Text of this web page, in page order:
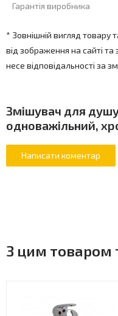
Гарантія виробника
* Зовнішній вигляд товару
від зображення на сайті
несе відповідальності за
Змішувач для
одноважільний,
З цим товаром